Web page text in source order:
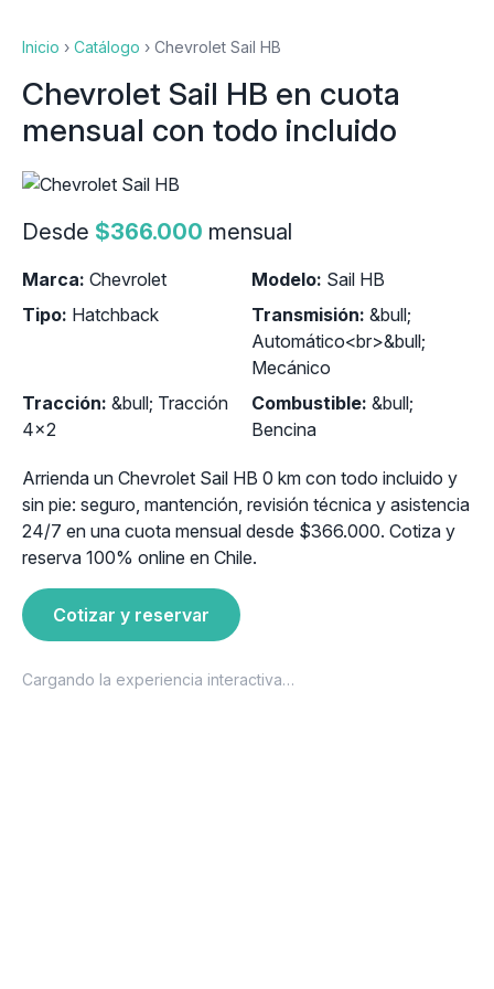
Inicio › Catálogo › Chevrolet Sail HB
Chevrolet Sail HB en cuota
mensual con todo incluido
Desde $366.000 mensual
Marca: Chevrolet Modelo: Sail HB
Tipo: Hatchback Transmisión: &bull;
Automático<br>&bull;
Mecánico
Tracción: &bull; Tracción
4x2
Combustible: &bull;
Bencina
Arrienda un Chevrolet Sail HB 0 km con todo incluido y
sin pie: seguro, mantención, revisión técnica y asistencia
24/7 en una cuota mensual desde $366.000. Cotiza y
reserva 100% online en Chile.
Cotizar y reservar
Cargando la experiencia interactiva…